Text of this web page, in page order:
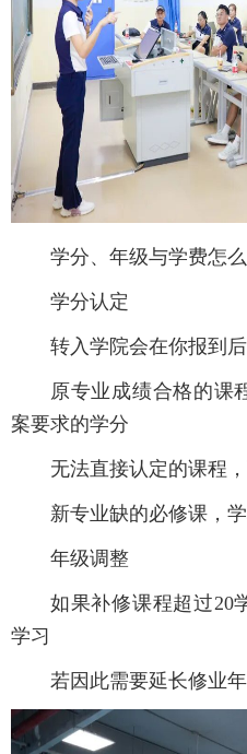
学分、年级与学费怎么
学分认定
转入学院会在你报到
原专业成绩合格的课
案要求的学分
无法直接认定的课程
新专业缺的必修课，
年级调整
如果补修课程超过20
学习
若因此需要延长修业